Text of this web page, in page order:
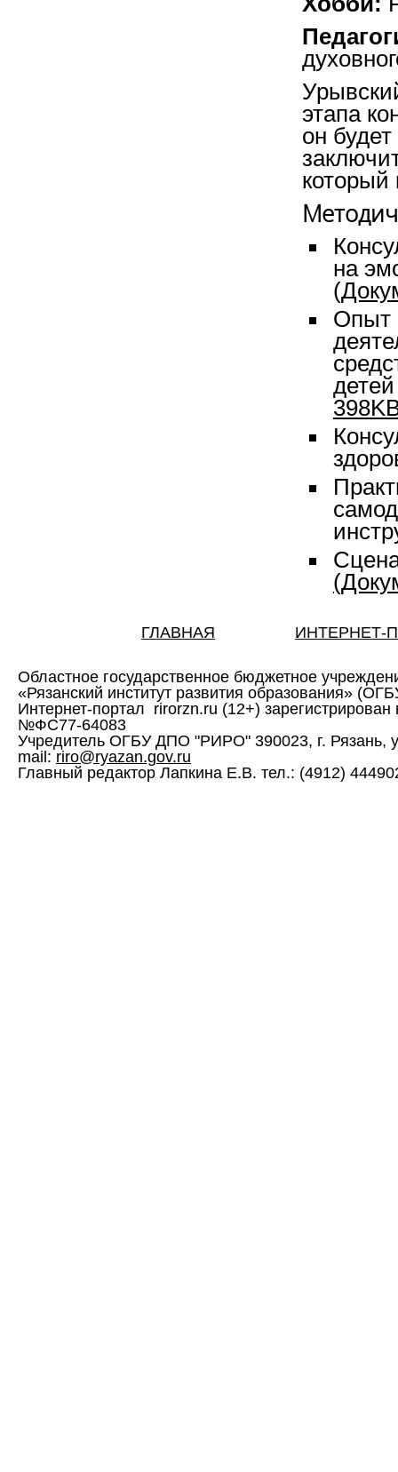
этапа
он
на
(
Опыт
398
ГЛАВНАЯ ИНТЕРНЕТ-
Областное государственное бюджетное
«Рязанский институт развития образования»
Интернет-портал rirorzn.ru (12+)
№ФС77-64083
Учредитель ОГБУ ДПО "РИРО" 390023, г. Рязань,
mail: riro@ryazan.gov.ru
Главный редактор Лапкина Е.В. тел.: (4912)